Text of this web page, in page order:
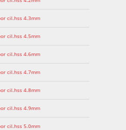
cil.hss 4.3mm
cil.hss 4.5mm
cil.hss 4.6mm
cil.hss 4.7mm
cil.hss 4.8mm
cil.hss 4.9mm
cil.hss 5.0mm